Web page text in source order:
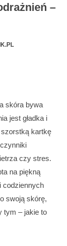
–
skóra bywa
jest gładka i
kartkę
czy stres.
na piękną
codziennych
swoją skórę,
tym – jakie to